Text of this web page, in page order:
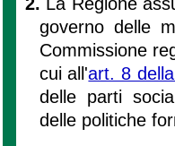
governo delle
Commissione
cui all'art. 8
delle parti
delle politiche